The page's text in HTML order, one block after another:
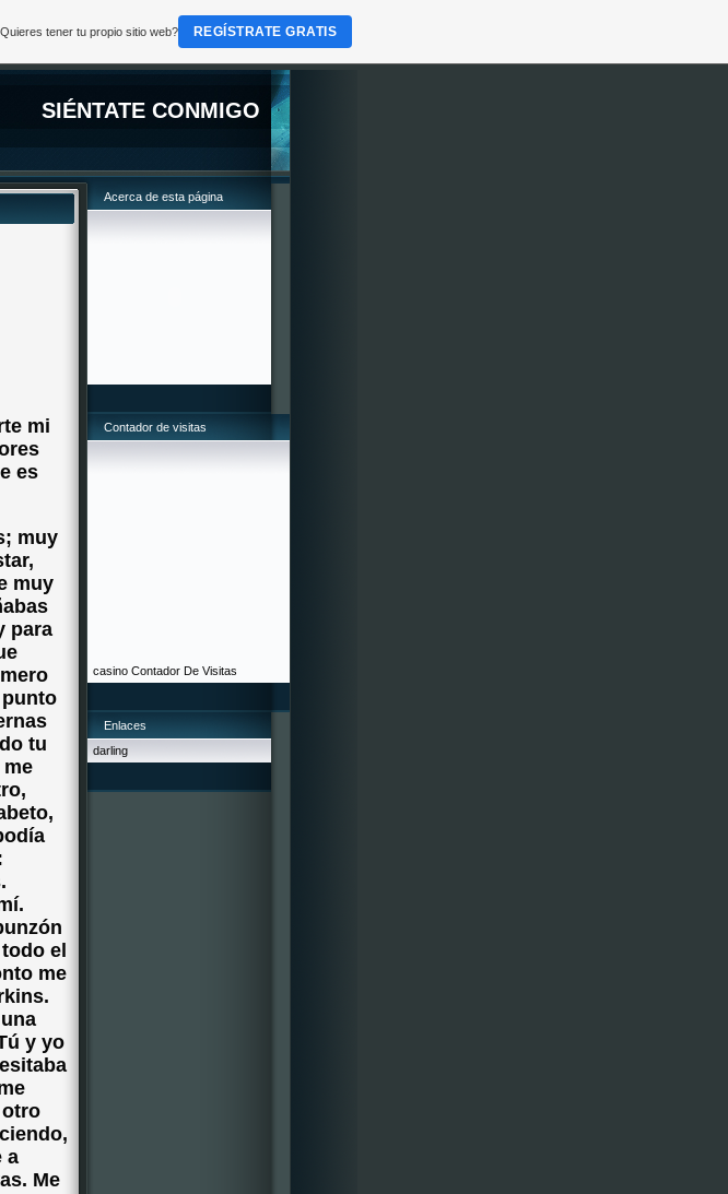
SIÉNTATE CONMIGO
mi
es
muy
muy
para
tu
el
me
y yo
otro
a
Me
Acerca de esta página
Contador de visitas
casino Contador De Visitas
Enlaces
darling
tener tu propio sitio web? REGÍSTRATE GRATIS